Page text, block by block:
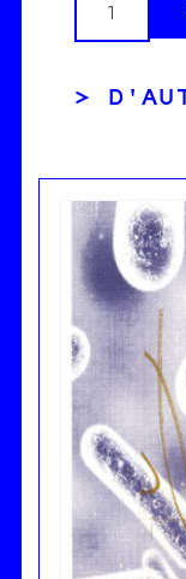
quantité
Poster
Fame"
Maud